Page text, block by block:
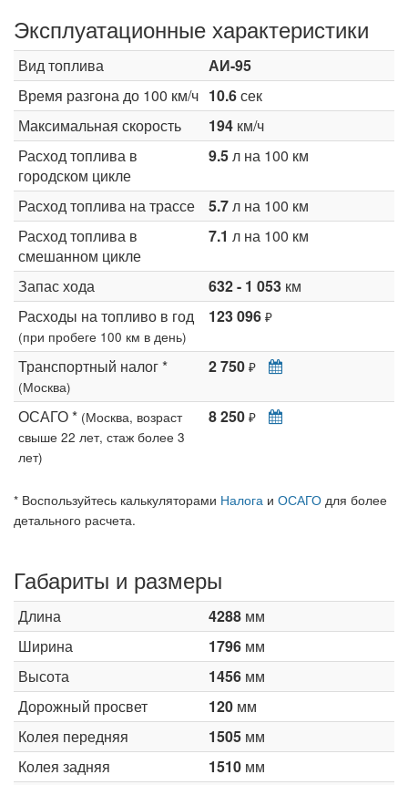
Эксплуатационные характеристики
Вид топлива
АИ-95
Время разгона до 100 км/ч 10.6сек
Максимальная скорость
194 км/ч
Расход топлива в
городском цикле
9.5л на 100 км
Расход топлива на трассе 5.7л на 100 км
Расход топлива в
смешанном цикле
7.1 л на 100 км
Запас хода 632 - 1 053 км
Расходы на топливо в год
(при пробеге 100 км в день)
123 096 ₽
Транспортный налог *
(Москва)
2 750 ₽
ОСАГО * (Москва, возраст
свыше 22 лет, стаж более 3
лет)
8 250 ₽
* Воспользуйтесь калькуляторами Налога и ОСАГО для более
детального расчета.
Габариты и размеры
Длина 4288 мм
Ширина
1796 мм
Высота
1456 мм
Дорожный просвет
120 мм
Колея передняя
1505 мм
Колея задняя
1510 мм